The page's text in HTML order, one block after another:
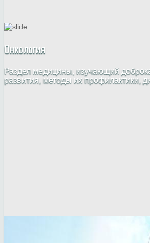
Онкология
Раздел медицины, изучающий
развития, методы их профилактики,